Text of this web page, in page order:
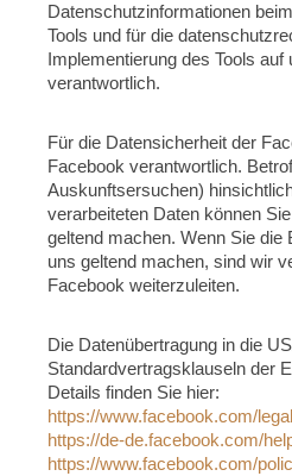
Datenschutzinformationen
Tools und für die
Implementierung des Tools auf
verantwortlich.
Für die Datensicherheit der
Facebook verantwortlich.
Auskunftsersuchen)
verarbeiteten Daten können
geltend machen. Wenn Sie die
uns geltend machen, sind wir
Facebook weiterzuleiten.
Die Datenübertragung in die
Standardvertragsklauseln der
Details finden Sie hier:
https://www.facebook.com/
https://de-de.facebook.com/
https://www.facebook.com/